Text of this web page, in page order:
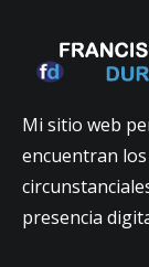
Mi sitio web
encuentran
presencia